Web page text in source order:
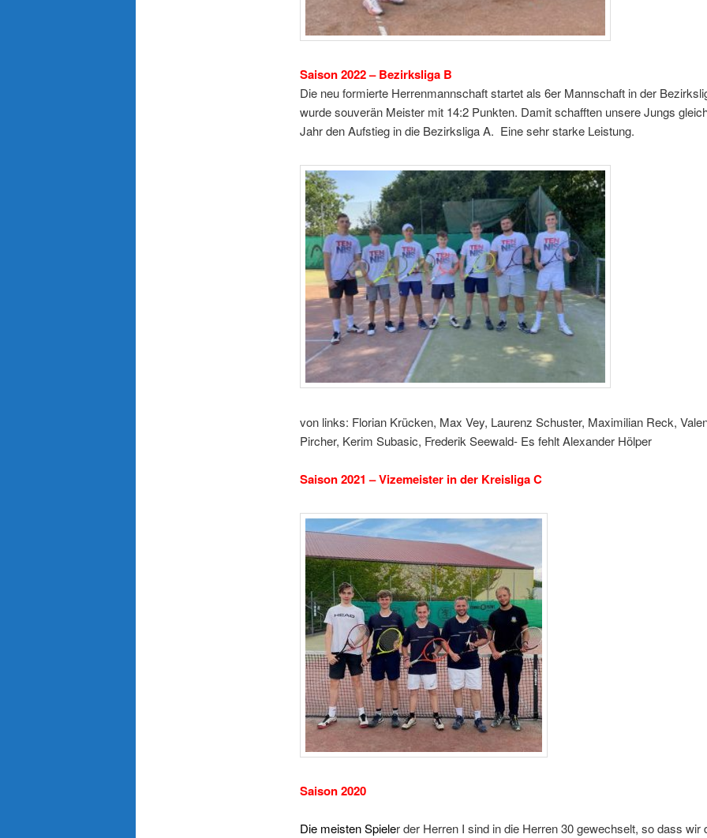
Saison 2022 –
Die neu formierte Herrenmannschaft startet als 6er Mannschaft in der
wurde souverän Meister mit 14:2 Punkten. Damit schafften unsere Jungs
Jahr den Aufstieg in die Bezirksliga A. Eine sehr starke Leistung.
von links: Florian Krücken, Max Vey, Laurenz Schuster, Maximilian Reck,
Pircher, Kerim Subasic, Frederik Seewald- Es fehlt Alexander Hölper
Saison 2021 – Vizemeister in der Kreisliga C
Saison 2020
Die meisten Spieler der Herren I sind in die Herren 30 gewechselt, so dass wir